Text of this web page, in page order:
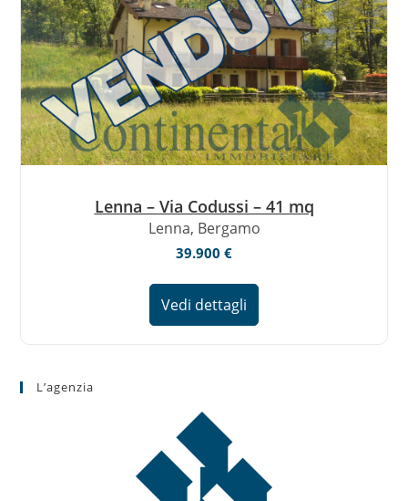
Lenna – Via Codussi – 41 mq
Lenna, Bergamo
39.900 €
Vedi dettagli
L’agenzia